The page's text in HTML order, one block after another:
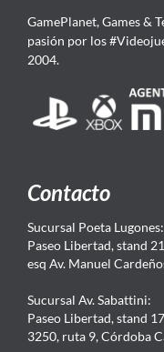
GamePlanet, Games &
pasión por los
2004.
Contacto
Sucursal Poeta Lugones:
Paseo Libertad, stand
esq Av. Manuel
Sucursal Av. Sabattini:
Paseo Libertad, stand
3250, ruta 9, Córdoba